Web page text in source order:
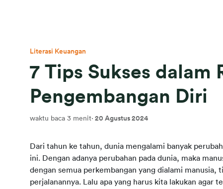
Literasi Keuangan
7 Tips Sukses dalam
Pengembangan Diri
waktu baca 3 menit· 20 Agustus 2024
Dari tahun ke tahun, dunia mengalami banyak
ini. Dengan adanya perubahan pada dunia, maka
dengan semua perkembangan yang dialami manusia,
perjalanannya. Lalu apa yang harus kita lakukan agar